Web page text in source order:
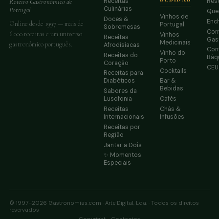
Portugal
Online desde 1997 — mais de
6.000 receitas e um universo
gastronómico português.
Culinárias
Doces &
Sobremesas
Receitas
Afrodisíacas
Receitas do
Coração
Receitas para
Diabéticos
Sabores da
Lusofonia
Receitas
Internacionais
Receitas por
Região
Jantar a Dois
✨ Momentos
Especiais
Vinhos de
Portugal
Vinhos
Medicinais
Vinho do
Porto
Cocktails
Bar &
Bebidas
Cafés
Chás &
Infusões
© 1997–2026 Gastronomias.com · Arte Digital, Lda. · Todos os direitos
reservados